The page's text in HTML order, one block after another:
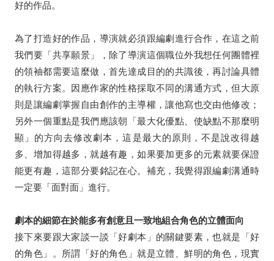
好的作品。
為了打造好的作品，導演就必須跟編劇進行合作，在這之前
我們要「共享願景」，除了導演這個職位外我想任何團體裡
的領袖都需要這麼做，首先達成目的的共識後，再討論具體
的執行方案。因應作家的性格採取不同的溝通⽅式，但大原
則是讓編劇掌握自由創作的主導權，讓他寫也交由他修改；
另外一個重點是我們應該朝「最大化優點、使缺點不那麼明
顯」的方向去修改劇本，這是最大的原則，不是說改得越
多、增加得越多，就越有趣，如果要加更多的元素就要保證
能更有趣，這部分要銘記在心。補充，我覺得跟編劇溝通時
一定要「面對面」進行。
劇本的細節在於能多有創意且⼀致地組合⾓⾊的立體⾯向
接下來要跟大家談一談「好劇本」的關鍵要素，也就是「好
的角色」。所謂「好的角色」就是立體、鮮明的角色，現實